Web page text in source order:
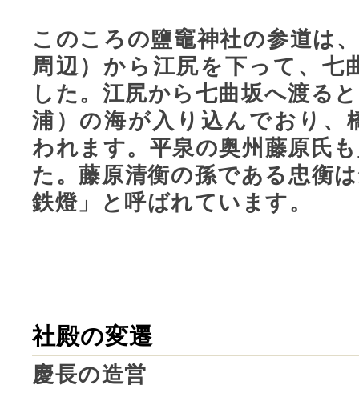
このころの鹽竈神社の参道は
周辺）から江尻を下って、七
した。江尻から七曲坂へ渡る
浦）の海が入り込んでおり、
われます。平泉の奥州藤原氏
た。藤原清衡の孫である忠衡
鉄燈」と呼ばれています。
社殿の変遷
慶長の造営